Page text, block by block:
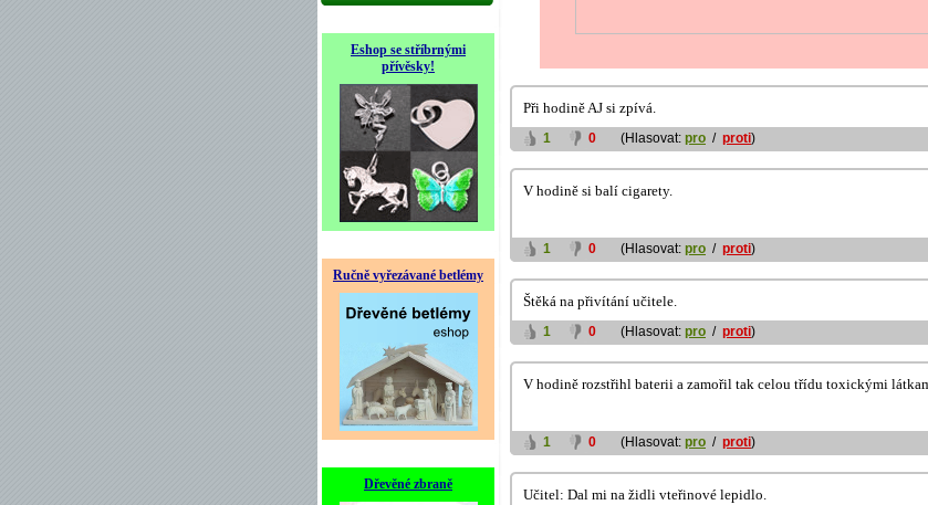
Eshop se stříbrnými
přívěsky!
Ručně vyřezávané betlémy
Dřevěné zbraně
Při hodině AJ si zpívá.
1 0 (Hlasovat: pro / proti)
V hodině si balí cigarety.
1 0 (Hlasovat: pro / proti)
Štěká na přivítání učitele.
1 0 (Hlasovat: pro / proti)
V hodině rozstřihl baterii a zamořil tak celou třídu toxickými
1 0 (Hlasovat: pro / proti)
Učitel: Dal mi na židli vteřinové lepidlo.